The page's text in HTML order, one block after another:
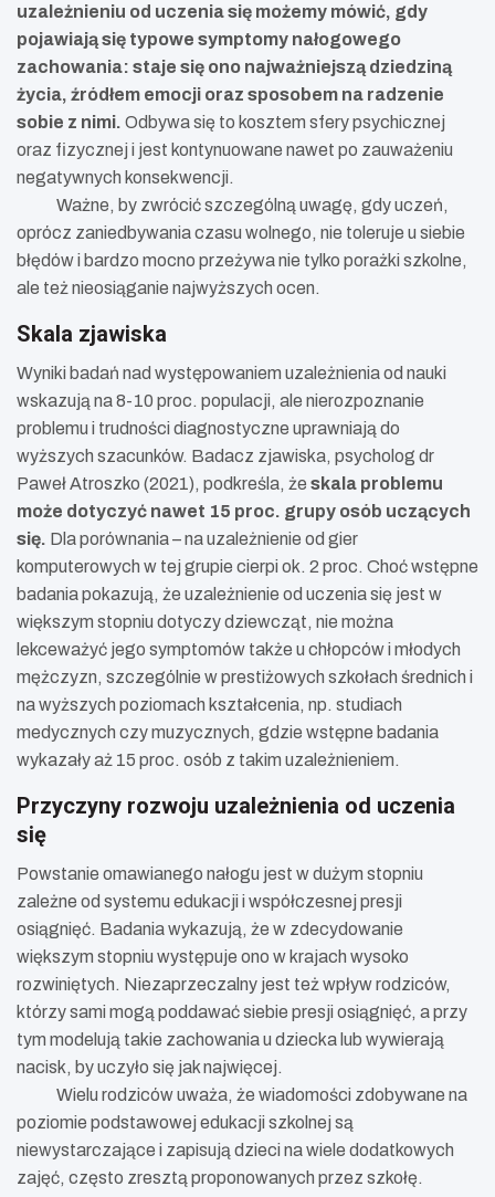
uzależnieniu od uczenia się możemy mówić, gdy
pojawiają się typowe symptomy nałogowego
zachowania: staje się ono najważniejszą dziedziną
życia, źródłem emocji oraz sposobem na radzenie
sobie z nimi. Odbywa się to kosztem sfery psychicznej
oraz fizycznej i jest kontynuowane nawet po zauważeniu
negatywnych konsekwencji.
Ważne, by zwrócić szczególną uwagę, gdy uczeń,
oprócz zaniedbywania czasu wolnego, nie toleruje u siebie
błędów i bardzo mocno przeżywa nie tylko porażki szkolne,
ale też nieosiąganie najwyższych ocen.
Skala zjawiska
Wyniki badań nad występowaniem uzależnienia od nauki
wskazują na 8-10 proc. populacji, ale nierozpoznanie
problemu i trudności diagnostyczne uprawniają do
wyższych szacunków. Badacz zjawiska, psycholog dr
Paweł Atroszko (2021), podkreśla, że skala problemu
może dotyczyć nawet 15 proc. grupy osób uczących
się. Dla porównania – na uzależnienie od gier
komputerowych w tej grupie cierpi ok. 2 proc. Choć wstępne
badania pokazują, że uzależnienie od uczenia się jest w
większym stopniu dotyczy dziewcząt, nie można
lekceważyć jego symptomów także u chłopców i młodych
mężczyzn, szczególnie w prestiżowych szkołach średnich i
na wyższych poziomach kształcenia, np. studiach
medycznych czy muzycznych, gdzie wstępne badania
wykazały aż 15 proc. osób z takim uzależnieniem.
Przyczyny rozwoju uzależnienia od uczenia
się
Powstanie omawianego nałogu jest w dużym stopniu
zależne od systemu edukacji i współczesnej presji
osiągnięć. Badania wykazują, że w zdecydowanie
większym stopniu występuje ono w krajach wysoko
rozwiniętych. Niezaprzeczalny jest też wpływ rodziców,
którzy sami mogą poddawać siebie presji osiągnięć, a przy
tym modelują takie zachowania u dziecka lub wywierają
nacisk, by uczyło się jak najwięcej.
Wielu rodziców uważa, że wiadomości zdobywane na
poziomie podstawowej edukacji szkolnej są
niewystarczające i zapisują dzieci na wiele dodatkowych
zajęć, często zresztą proponowanych przez szkołę.